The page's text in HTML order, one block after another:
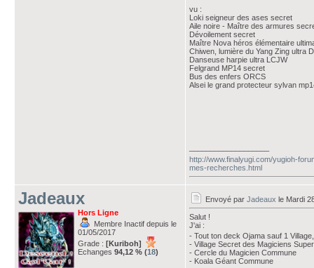
vu :
Loki seigneur des ases secret
Aile noire - Maître des armures
Dévoilement secret
Maître Nova héros élémentaire
Chiwen, lumière du Yang Zing ultra
Danseuse harpie ultra LCJW
Felgrand MP14 secret
Bus des enfers ORCS
Alsei le grand protecteur sylvan
http://www.finalyugi.com/yugioh-
mes-recherches.html
Jadeaux
Hors Ligne
Membre Inactif depuis le
01/05/2017
Grade : [Kuriboh]
Echanges 94,12 % (18)
Envoyé par Jadeaux le Mardi
Salut !
J'ai :
- Tout ton deck Ojama sauf 1
- Village Secret des Magiciens Super
- Cercle du Magicien Commune
- Koala Géant Commune